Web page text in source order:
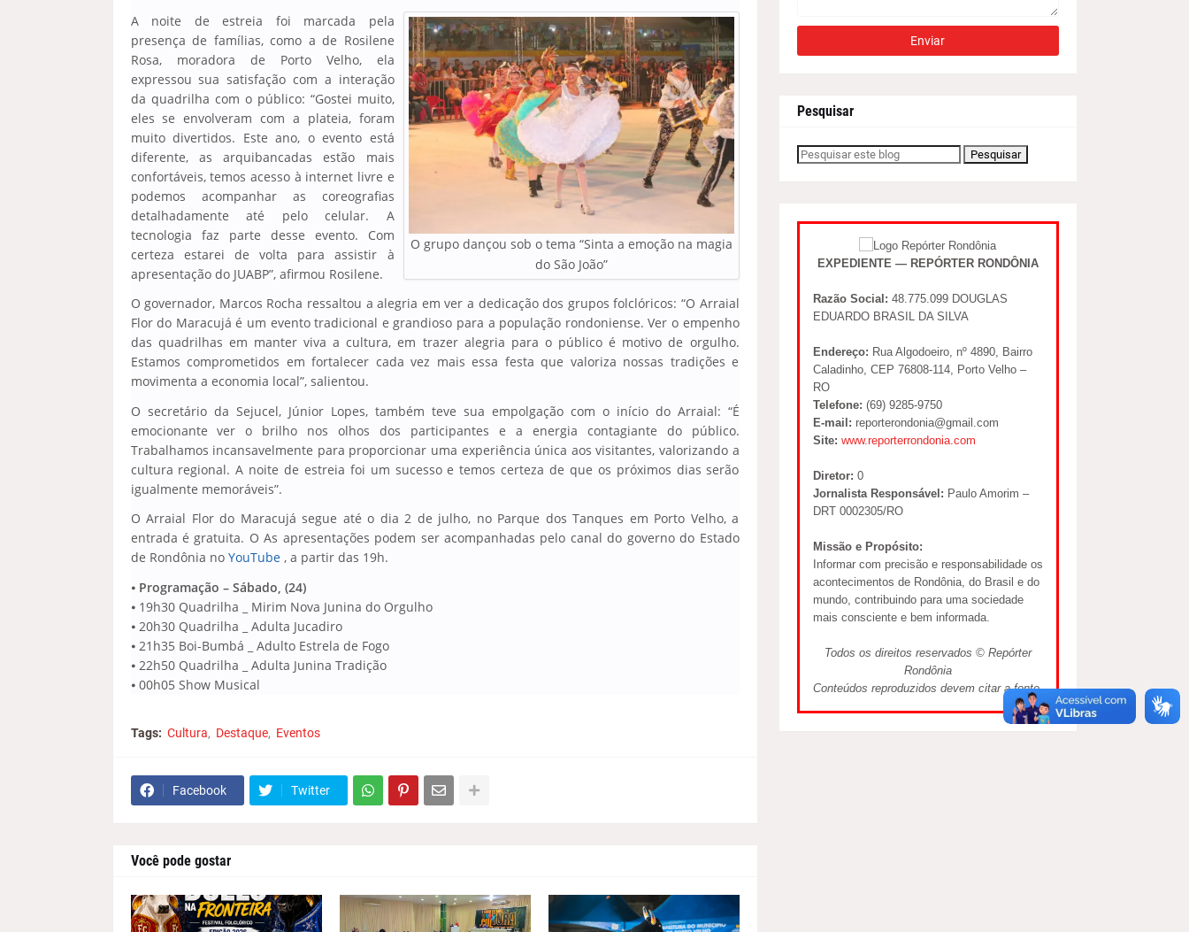
O grupo dançou sob o tema “Sinta a emoção na magia
do São João”
A noite de estreia foi marcada pela
presença de famílias, como a de Rosilene
Rosa, moradora de Porto Velho, ela
expressou sua satisfação com a interação
da quadrilha com o público: “Gostei muito,
eles se envolveram com a plateia, foram
muito divertidos. Este ano, o evento está
diferente, as arquibancadas estão mais
confortáveis, temos acesso à internet livre e
podemos acompanhar as coreografias
detalhadamente até pelo celular. A
tecnologia faz parte desse evento. Com
certeza estarei de volta para assistir à
apresentação do JUABP”, afirmou Rosilene.
O governador, Marcos Rocha ressaltou a alegria em ver a dedicação dos grupos folclóricos: “O Arraial
Flor do Maracujá é um evento tradicional e grandioso para a população rondoniense. Ver o empenho
das quadrilhas em manter viva a cultura, em trazer alegria para o público é motivo de orgulho.
Estamos comprometidos em fortalecer cada vez mais essa festa que valoriza nossas tradições e
movimenta a economia local”, salientou.
O secretário da Sejucel, Júnior Lopes, também teve sua empolgação com o início do Arraial: “É
emocionante ver o brilho nos olhos dos participantes e a energia contagiante do público.
Trabalhamos incansavelmente para proporcionar uma experiência única aos visitantes, valorizando a
cultura regional. A noite de estreia foi um sucesso e temos certeza de que os próximos dias serão
igualmente memoráveis”.
O Arraial Flor do Maracujá segue até o dia 2 de julho, no Parque dos Tanques em Porto Velho, a
entrada é gratuita. O As apresentações podem ser acompanhadas pelo canal do governo do Estado
de Rondônia noYouTube, a partir das 19h.
⦁ Programação – Sábado, (24)
⦁ 19h30 Quadrilha _ Mirim Nova Junina do Orgulho
⦁ 20h30 Quadrilha _ Adulta Jucadiro
⦁ 21h35 Boi-Bumbá _ Adulto Estrela de Fogo
⦁ 22h50 Quadrilha _ Adulta Junina Tradição
⦁ 00h05 Show Musical
Tags: Cultura Destaque Eventos
Facebook Twitter
Você pode gostar
Pesquisar
EXPEDIENTE — REPÓRTER RONDÔNIA
Razão Social: 48.775.099 DOUGLAS
EDUARDO BRASIL DA SILVA
Endereço: Rua Algodoeiro, nº 4890, Bairro
Caladinho, CEP 76808-114, Porto Velho –
RO
Telefone: (69) 9285-9750
E-mail: reporterondonia@gmail.com
Site: www.reporterrondonia.com
Diretor: 0
Jornalista Responsável: Paulo Amorim –
DRT 0002305/RO
Missão e Propósito:
Informar com precisão e responsabilidade os
acontecimentos de Rondônia, do Brasil e do
mundo, contribuindo para uma sociedade
mais consciente e bem informada.
Todos os direitos reservados © Repórter
Rondônia
Conteúdos reproduzidos devem citar a fonte.